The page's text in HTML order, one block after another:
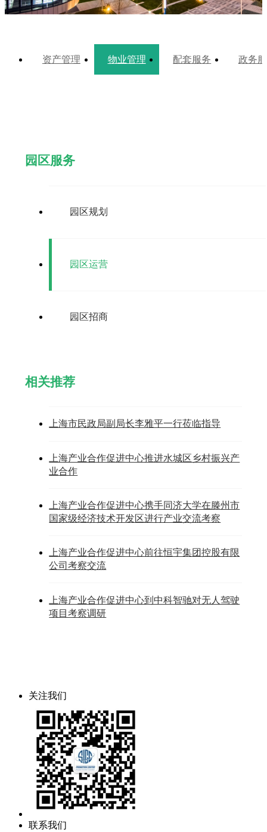
资产管理 物业管理 配套服务 政务
园区服务
园区规划
园区运营
园区招商
相关推荐
上海市民政局副局长李雅平一行莅临指导
上海产业合作促进中心推进水城区乡村振兴产
业合作
上海产业合作促进中心携手同济大学在滕州市
国家级经济技术开发区进行产业交流考察
上海产业合作促进中心前往恒宇集团控股有限
公司考察交流
上海产业合作促进中心到中科智驰对无人驾驶
项目考察调研
关注我们
联系我们